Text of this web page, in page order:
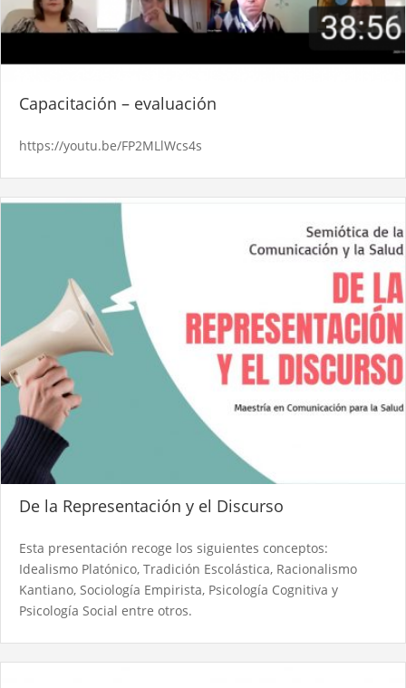
Capacitación – evaluación
https://youtu.be/FP2MLlWcs4s
De la Representación y el Discurso
Esta presentación recoge los siguientes conceptos:
Idealismo Platónico, Tradición Escolástica, Racionalismo
Kantiano, Sociología Empirista, Psicología Cognitiva y
Psicología Social entre otros.